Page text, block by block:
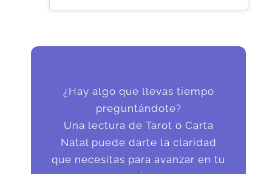
¿Hay algo que llevas tiempo
preguntándote?
Una lectura de Tarot o Carta
Natal puede darte la claridad
que necesitas para avanzar en tu